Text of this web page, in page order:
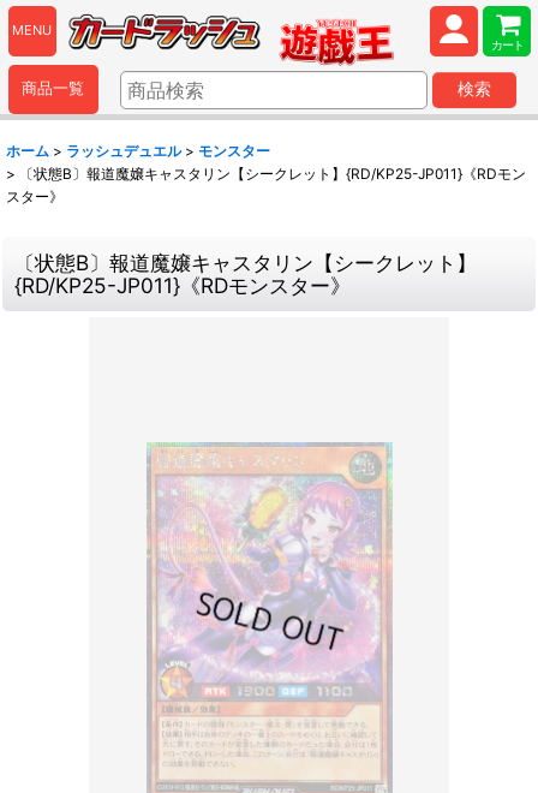
MENU
カート
商品一覧 検索
ホーム > ラッシュデュエル > モンスター
>
〔状態B〕報道魔嬢キャスタリン【シークレット】{RD/KP25-JP011}《RDモン
スター》
〔状態B〕報道魔嬢キャスタリン【シークレット】
{RD/KP25-JP011}《RDモンスター》